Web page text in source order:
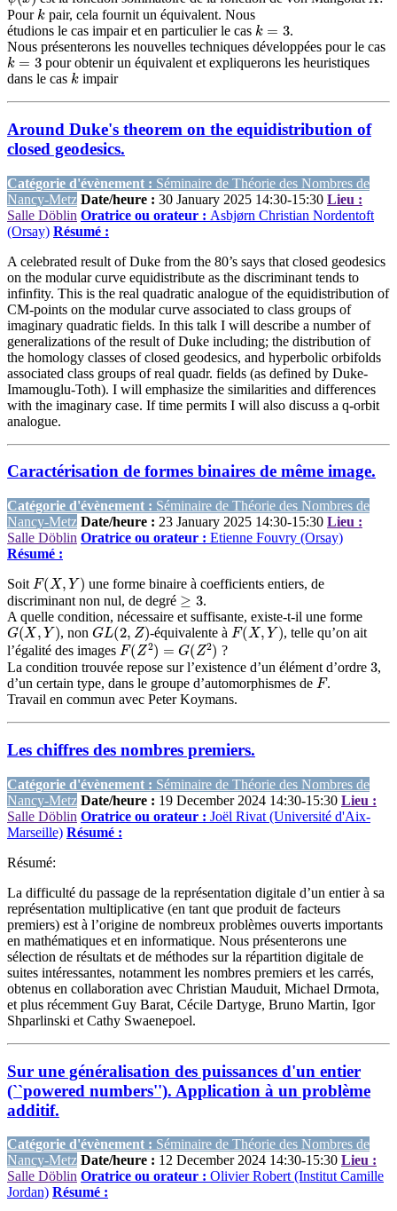
Pour kpair, cela fournit un équivalent. Nous
étudions le cas impair et en particulier le cas k
.
Nous présenterons les nouvelles techniques développées pour le cas
k=3
pour obtenir un équivalent et expliquerons les heuristiques
dans le cas kimpair
Around Duke's theorem on the equidistribution of
closed geodesics.
Catégorie d'évènement : Séminaire de Théorie des Nombres de
Nancy-Metz Date/heure : 30 January 2025 14:30-15:30 Lieu :
Salle Döblin Oratrice ou orateur : Asbjørn Christian Nordentoft
(Orsay) Résumé :
A celebrated result of Duke from the 80’s says that closed geodesics
on the modular curve equidistribute as the discriminant tends to
infinfity. This is the real quadratic analogue of the equidistribution of
CM-points on the modular curve associated to class groups of
imaginary quadratic fields. In this talk I will describe a number of
generalizations of the result of Duke including; the distribution of
the homology classes of closed geodesics, and hyperbolic orbifolds
associated class groups of real quadr. fields (as defined by Duke-
Imamouglu-Toth). I will emphasize the similarities and differences
with the imaginary case. If time permits I will also discuss a q-orbit
analogue.
Caractérisation de formes binaires de même image.
Catégorie d'évènement : Séminaire de Théorie des Nombres de
Nancy-Metz Date/heure : 23 January 2025 14:30-15:30 Lieu :
Salle Döblin Oratrice ou orateur : Etienne Fouvry (Orsay)
Résumé :
Soit F(X,Y)
une forme binaire à coefficients entiers, de
discriminant non nul, de degré ≥ 3 .
A quelle condition, nécessaire et suffisante, existe-t-il une forme
G(X,Y) , nonGL(2,Z) -équivalente à F(X,Y)
, telle qu’on ait
l’égalité des images F(Z2)=G(Z2)
?
La condition trouvée repose sur l’existence d’un élément d’ordre 3,
d’un certain type, dans le groupe d’automorphismes de F .
Travail en commun avec Peter Koymans.
Les chiffres des nombres premiers.
Catégorie d'évènement : Séminaire de Théorie des Nombres de
Nancy-Metz Date/heure : 19 December 2024 14:30-15:30 Lieu :
Salle Döblin Oratrice ou orateur : Joël Rivat (Université d'Aix-
Marseille) Résumé :
Résumé:
La difficulté du passage de la représentation digitale d’un entier à sa
représentation multiplicative (en tant que produit de facteurs
premiers) est à l’origine de nombreux problèmes ouverts importants
en mathématiques et en informatique. Nous présenterons une
sélection de résultats et de méthodes sur la répartition digitale de
suites intéressantes, notamment les nombres premiers et les carrés,
obtenus en collaboration avec Christian Mauduit, Michael Drmota,
et plus récemment Guy Barat, Cécile Dartyge, Bruno Martin, Igor
Shparlinski et Cathy Swaenepoel.
Sur une généralisation des puissances d'un entier
(``powered numbers''). Application à un problème
additif.
Catégorie d'évènement : Séminaire de Théorie des Nombres de
Nancy-Metz Date/heure : 12 December 2024 14:30-15:30 Lieu :
Salle Döblin Oratrice ou orateur : Olivier Robert (Institut Camille
Jordan) Résumé :